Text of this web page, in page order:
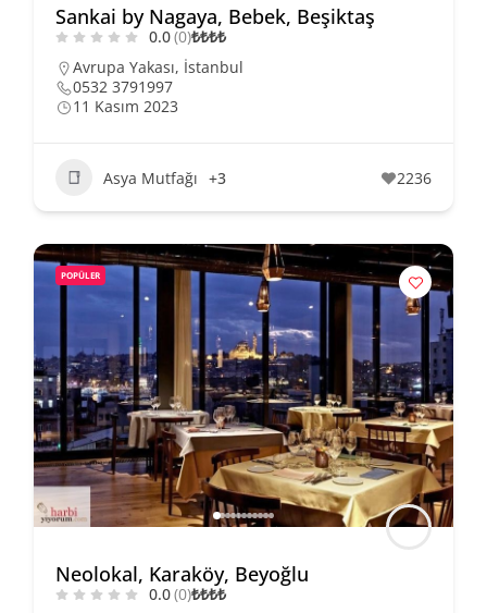
Sankai by Nagaya, Bebek, Beşiktaş
0.0(0)₺₺₺₺
Avrupa Yakası, İstanbul
0532 3791997
11 Kasım 2023
Asya Mutfağı +3 2236
POPÜLER
Neolokal, Karaköy, Beyoğlu
0.0(0)₺₺₺₺